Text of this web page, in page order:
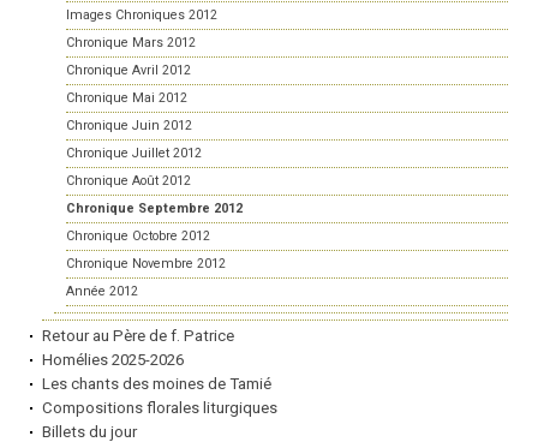
Images Chroniques 2012
Chronique Mars 2012
Chronique Avril 2012
Chronique Mai 2012
Chronique Juin 2012
Chronique Juillet 2012
Chronique Août 2012
Chronique Septembre 2012
Chronique Octobre 2012
Chronique Novembre 2012
Année 2012
Retour au Père de f. Patrice
Homélies 2025-2026
Les chants des moines de Tamié
Compositions florales liturgiques
Billets du jour